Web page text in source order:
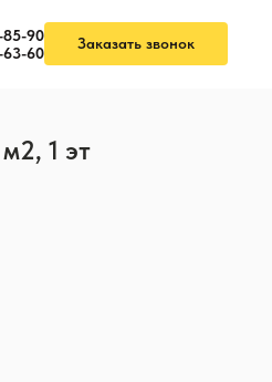
85-90
63-60
Заказать звонок
1 эт